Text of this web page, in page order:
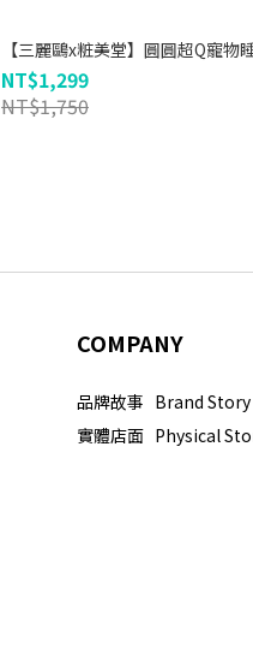
【三麗鷗x粧美堂】圓圓超Q寵
NT$1,299
NT$1,750
COMPANY
品牌故事 Brand Story
實體店面 Physical